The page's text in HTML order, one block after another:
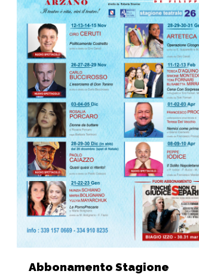
Abbonamento Stagione